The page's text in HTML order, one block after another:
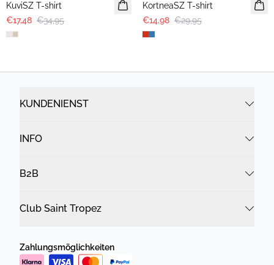
KuviSZ T-shirt
€17,48 €34,95
KortneaSZ T-shirt
€14,98 €29,95
KUNDENIENST
INFO
B2B
Club Saint Tropez
Zahlungsmöglichkeiten